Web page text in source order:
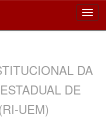
DA
DE
UEM)